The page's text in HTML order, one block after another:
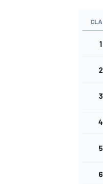
CLA
1
2
3
4
5
6